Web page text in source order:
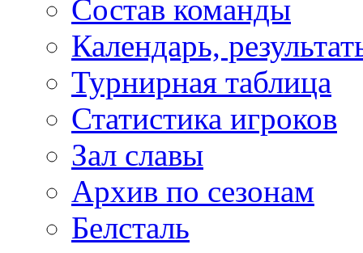
Состав команды
Календарь,
Турнирная таблица
Статистика игроков
Зал славы
Архив по сезонам
Белсталь